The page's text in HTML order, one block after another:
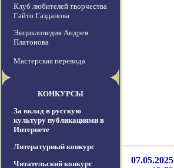
Клуб любителей творчества
Гайто Газданова
Энциклопедия Андрея
Платонова
Мастерская перевода
КОНКУРСЫ
За вклад в русскую
культуру публикациями в
Интернете
Литературный конкурс
Читательский конкурс
07.05.2025